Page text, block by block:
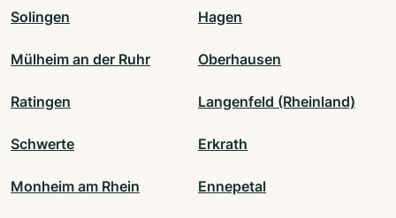
Solingen Hagen
Mülheim an der Ruhr Oberhausen
Ratingen Langenfeld (Rheinland)
Schwerte Erkrath
Monheim am Rhein Ennepetal